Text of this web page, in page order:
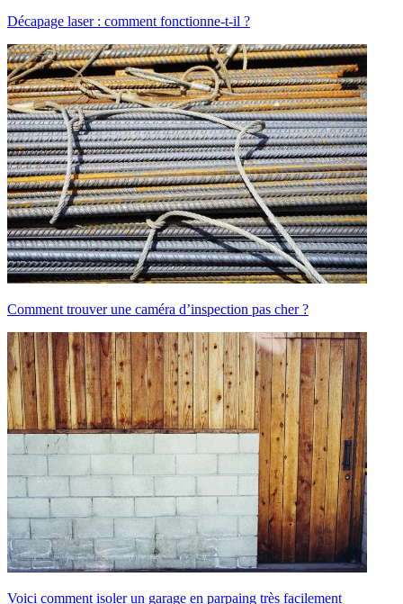
Décapage laser : comment fonctionne-t-il ?
Comment trouver une caméra d’inspection pas cher ?
Voici comment isoler un garage en parpaing très facilement